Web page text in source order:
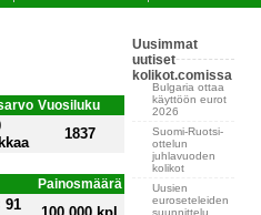
Vuosiluku
1837
Painosmäärä
91
Uusimmat
uutiset
kolikot.comissa
Bulgaria ottaa
käyttöön eurot
2026
Suomi-Ruotsi-
ottelun
juhlavuoden
kolikot
Uusien
euroseteleiden
suunnittelu